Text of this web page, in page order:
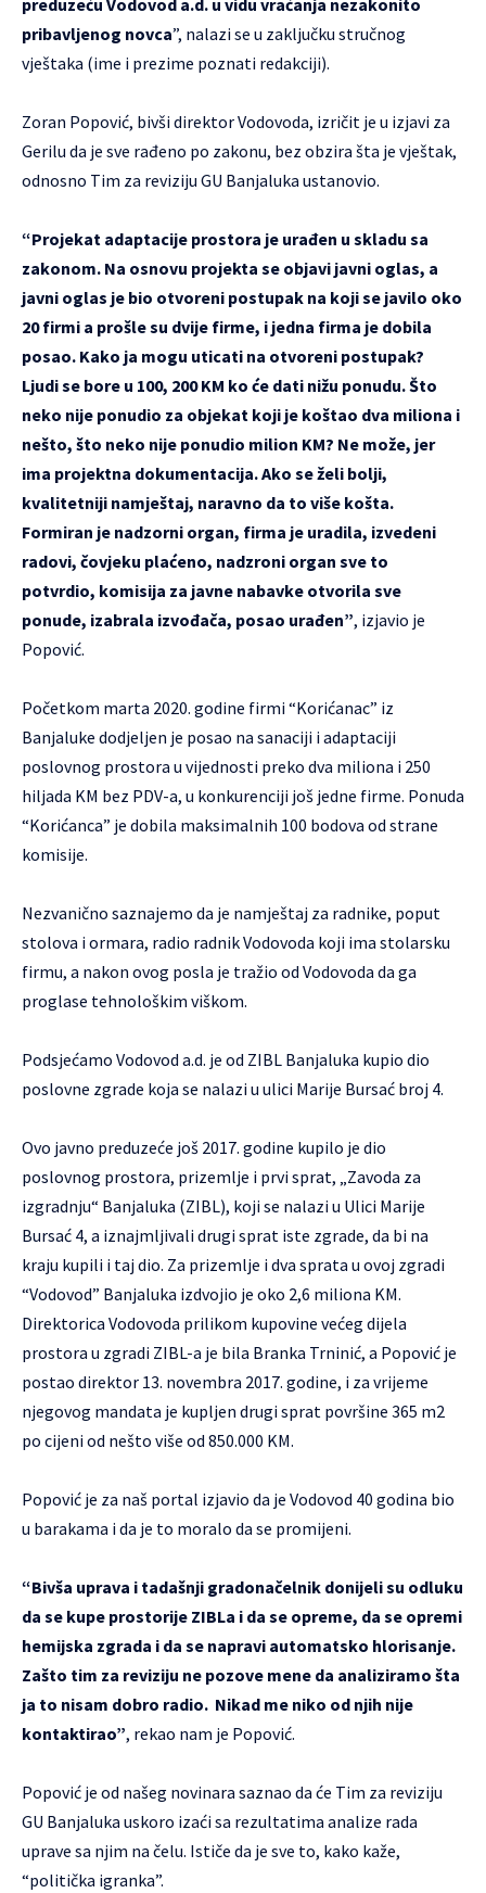
pribavljenog novca”, nalazi se u zaključku stručnog
vještaka (ime i prezime poznati redakciji).
Zoran Popović, bivši direktor Vodovoda, izričit je u izjavi za
Gerilu da je sve rađeno po zakonu, bez obzira šta je vještak,
odnosno Tim za reviziju GU Banjaluka ustanovio.
“Projekat adaptacije prostora je urađen u skladu sa
zakonom. Na osnovu projekta se objavi javni oglas, a
javni oglas je bio otvoreni postupak na koji se javilo oko
20 firmi a prošle su dvije firme, i jedna firma je dobila
posao. Kako ja mogu uticati na otvoreni postupak?
Ljudi se bore u 100, 200 KM ko će dati nižu ponudu. Što
neko nije ponudio za objekat koji je koštao dva miliona i
nešto, što neko nije ponudio milion KM? Ne može, jer
ima projektna dokumentacija. Ako se želi bolji,
kvalitetniji namještaj, naravno da to više košta.
Formiran je nadzorni organ, firma je uradila, izvedeni
radovi, čovjeku plaćeno, nadzroni organ sve to
potvrdio, komisija za javne nabavke otvorila sve
ponude, izabrala izvođača, posao urađen”, izjavio je
Popović.
Početkom marta 2020. godine firmi “Korićanac” iz
Banjaluke dodjeljen je posao na sanaciji i adaptaciji
poslovnog prostora u vijednosti preko dva miliona i 250
hiljada KM bez PDV-a, u konkurenciji još jedne firme. Ponuda
“Korićanca” je dobila maksimalnih 100 bodova od strane
komisije.
Nezvanično saznajemo da je namještaj za radnike, poput
stolova i ormara, radio radnik Vodovoda koji ima stolarsku
firmu, a nakon ovog posla je tražio od Vodovoda da ga
proglase tehnološkim viškom.
Podsjećamo Vodovod a.d. je od ZIBL Banjaluka kupio dio
poslovne zgrade koja se nalazi u ulici Marije Bursać broj 4.
Ovo javno preduzeće još 2017. godine kupilo je dio
poslovnog prostora, prizemlje i prvi sprat, „Zavoda za
izgradnju“ Banjaluka (ZIBL), koji se nalazi u Ulici Marije
Bursać 4, a iznajmljivali drugi sprat iste zgrade, da bi na
kraju kupili i taj dio. Za prizemlje i dva sprata u ovoj zgradi
“Vodovod” Banjaluka izdvojio je oko 2,6 miliona KM.
Direktorica Vodovoda prilikom kupovine većeg dijela
prostora u zgradi ZIBL-a je bila Branka Trninić, a Popović je
postao direktor 13. novembra 2017. godine, i za vrijeme
njegovog mandata je kupljen drugi sprat površine 365 m2
po cijeni od nešto više od 850.000 KM.
Popović je za naš portal izjavio da je Vodovod 40 godina bio
u barakama i da je to moralo da se promijeni.
“Bivša uprava i tadašnji gradonačelnik donijeli su odluku
da se kupe prostorije ZIBLa i da se opreme, da se opremi
hemijska zgrada i da se napravi automatsko hlorisanje.
Zašto tim za reviziju ne pozove mene da analiziramo šta
ja to nisam dobro radio. Nikad me niko od njih nije
kontaktirao”, rekao nam je Popović.
Popović je od našeg novinara saznao da će Tim za reviziju
GU Banjaluka uskoro izaći sa rezultatima analize rada
uprave sa njim na čelu. Ističe da je sve to, kako kaže,
“politička igranka”.